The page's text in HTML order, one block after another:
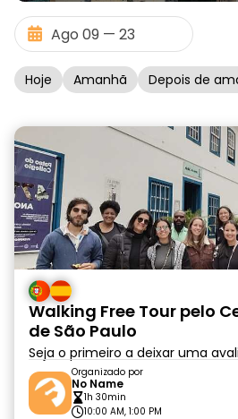
Hoje Amanhã Depois de
Walking Free Tour pelo
de São Paulo
Seja o primeiro a deixar uma
Organizado por
No Name
1h 30min
10:00 AM, 1:00 PM